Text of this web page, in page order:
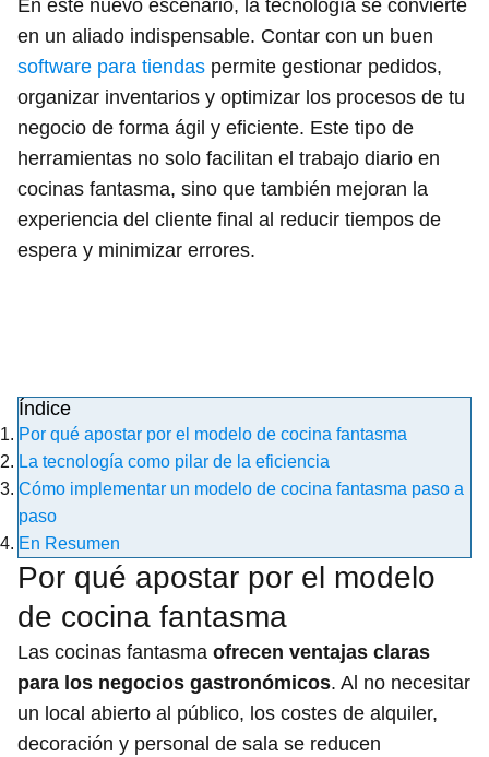
En este nuevo escenario, la tecnología se convierte
en un aliado indispensable. Contar con un buen
software para tiendas permite gestionar pedidos,
organizar inventarios y optimizar los procesos de tu
negocio de forma ágil y eficiente. Este tipo de
herramientas no solo facilitan el trabajo diario en
cocinas fantasma, sino que también mejoran la
experiencia del cliente final al reducir tiempos de
espera y minimizar errores.
Índice
Por qué apostar por el modelo de cocina fantasma
La tecnología como pilar de la eficiencia
Cómo implementar un modelo de cocina fantasma paso a
paso
En Resumen
Por qué apostar por el modelo
de cocina fantasma
Las cocinas fantasma ofrecen ventajas claras
para los negocios gastronómicos. Al no necesitar
un local abierto al público, los costes de alquiler,
decoración y personal de sala se reducen